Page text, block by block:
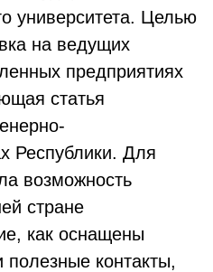
университета. Целью
на ведущих
предприятиях
статья
Республики. Для
возможность
стране
как оснащены
полезные контакты,